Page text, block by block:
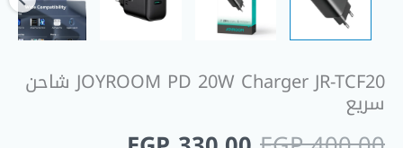
JOYROOM PD 20W Charger JR-TCF20 شاحن
سريع